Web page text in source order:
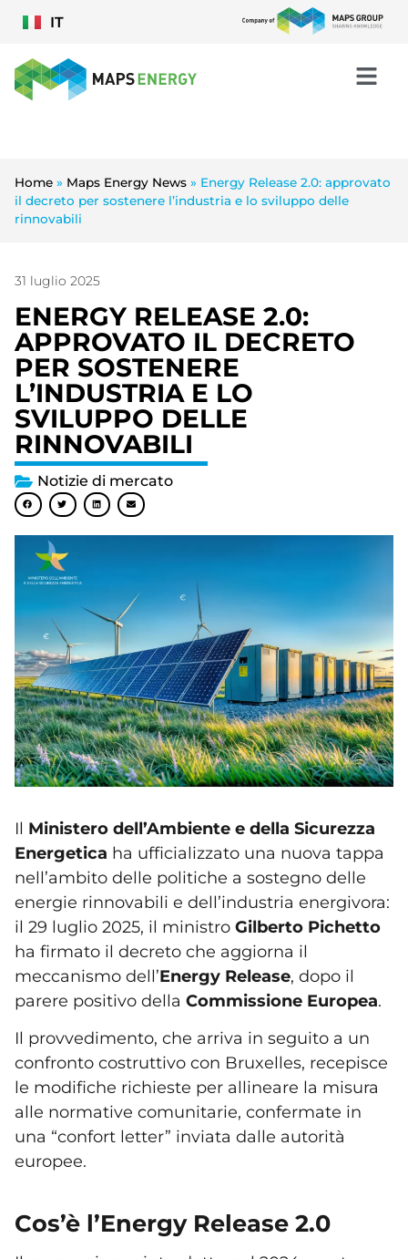
IT
Home » Maps Energy News » Energy Release 2.0: approvato
il decreto per sostenere l’industria e lo sviluppo delle
rinnovabili
31 luglio 2025
ENERGY RELEASE 2.0:
APPROVATO IL DECRETO
PER SOSTENERE
L’INDUSTRIA E LO
SVILUPPO DELLE
RINNOVABILI
Notizie di mercato
Il Ministero dell’Ambiente e della Sicurezza
Energetica ha ufficializzato una nuova tappa
nell’ambito delle politiche a sostegno delle
energie rinnovabili e dell’industria energivora:
il 29 luglio 2025, il ministro Gilberto Pichetto
ha firmato il decreto che aggiorna il
meccanismo dell’Energy Release, dopo il
parere positivo della Commissione Europea.
Il provvedimento, che arriva in seguito a un
confronto costruttivo con Bruxelles, recepisce
le modifiche richieste per allineare la misura
alle normative comunitarie, confermate in
una “confort letter” inviata dalle autorità
europee.
Cos’è l’Energy Release 2.0